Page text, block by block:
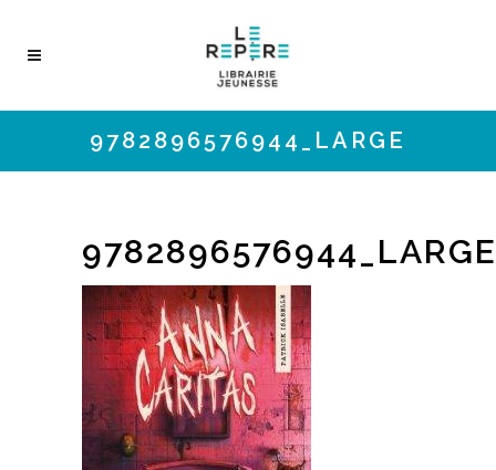
9782896576944_LARGE
9782896576944_LARGE